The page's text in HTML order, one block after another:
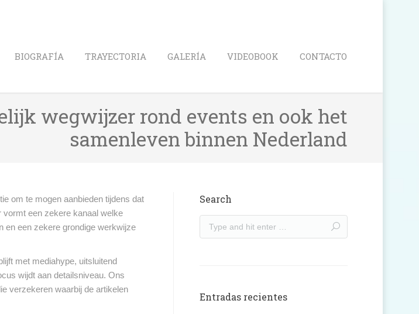
BIOGRAFÍA TRAYECTORIA GALERÍA VIDEOBOOK CONTACTO
wegwijzer rond events en ook het
samenleven binnen Nederland
om te mogen aanbieden tijdens dat
vormt een zekere kanaal welke
en een zekere grondige werkwijze
met mediahype, uitsluitend
wijdt aan detailsniveau. Ons
verzekeren waarbij de artikelen
Search
Entradas recientes